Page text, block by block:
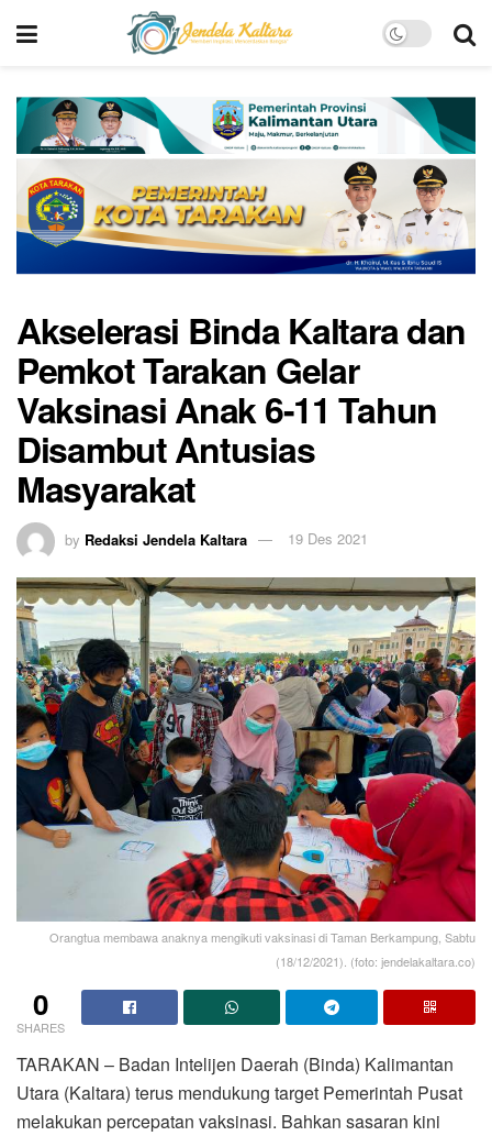
Akselerasi Binda Kaltara dan
Pemkot Tarakan Gelar
Vaksinasi Anak 6-11 Tahun
Disambut Antusias
Masyarakat
by Redaksi Jendela Kaltara 19 Des 2021
Orangtua membawa anaknya mengikuti vaksinasi di Taman Berkampung, Sabtu
(18/12/2021). (foto: jendelakaltara.co)
0
SHARES
TARAKAN – Badan Intelijen Daerah (Binda) Kalimantan
Utara (Kaltara) terus mendukung target Pemerintah Pusat
melakukan percepatan vaksinasi. Bahkan sasaran kini